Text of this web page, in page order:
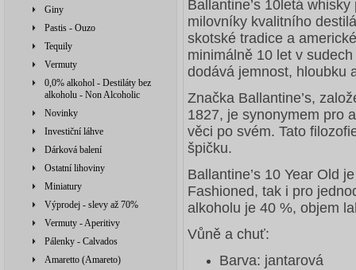
Giny
Pastis - Ouzo
Tequily
Vermuty
0,0% alkohol - Destiláty bez
alkoholu - Non Alcoholic
Novinky
Investiční láhve
Dárková balení
Ostatní lihoviny
Miniatury
Výprodej - slevy až 70%
Vermuty - Aperitivy
Pálenky - Calvados
Amaretto (Amareto)
Ballantine’s 10letá
milovníky kvalitního
skotské tradice a
minimálně 10 let v
dodává jemnost, hloubku
Značka Ballantine’s,
1827, je synonymem pro
věci po svém. Tato
špičku.
Ballantine’s 10 Year Old
Fashioned, tak i pro
alkoholu je 40 %, objem
Vůně a chuť:
Barva: jantarová